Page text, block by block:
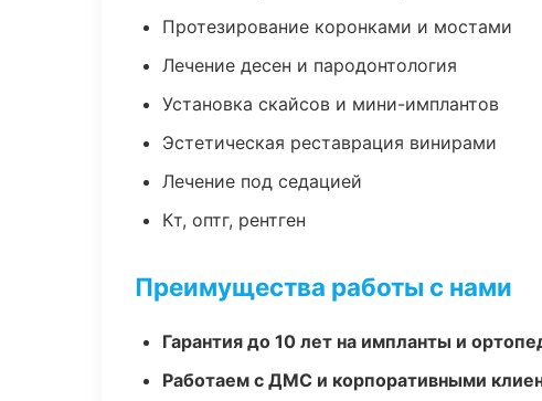
Протезирование коронками и мостами
Лечение десен и пародонтология
Установка скайсов и мини-имплантов
Эстетическая реставрация винирами
Лечение под седацией
Кт, оптг, рентген
Преимущества работы с нами
Гарантия до 10 лет на импланты и
Работаем с ДМС и корпоративными